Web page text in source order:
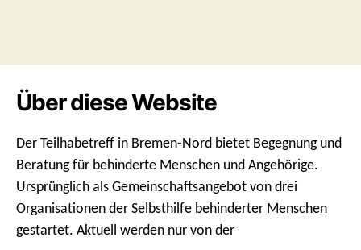
Über diese Website
Der Teilhabetreff in Bremen-Nord bietet Begegnung und
Beratung für behinderte Menschen und Angehörige.
Ursprünglich als Gemeinschaftsangebot von drei
Organisationen der Selbsthilfe behinderter Menschen
gestartet. Aktuell werden nur von der